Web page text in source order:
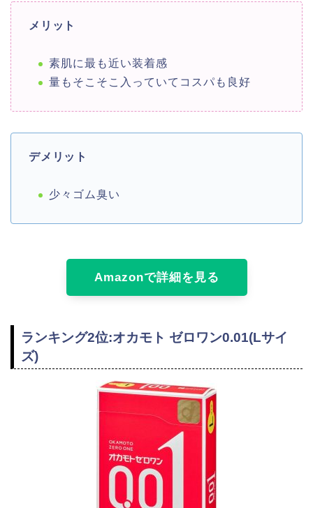
メリット
素肌に最も近い装着感
量もそこそこ入っていてコスパも良好
デメリット
少々ゴム臭い
Amazonで詳細を見る
ランキング2位:オカモト ゼロワン0.01(Lサイ
ズ)